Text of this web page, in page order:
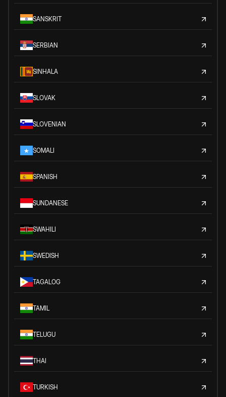
SANSKRIT
SERBIAN
SINHALA
SLOVAK
SLOVENIAN
SOMALI
SPANISH
SUNDANESE
SWAHILI
SWEDISH
TAGALOG
TAMIL
TELUGU
THAI
TURKISH